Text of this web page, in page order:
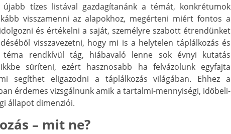
tízes listával gazdagítanánk a témát, konkrétumok
visszamenni az alapokhoz, megérteni miért fontos a
és értékelni a saját, személyre szabott étrendünket
visszavezetni, hogy mi is a helytelen táplálkozás és
rendkívül tág, hiábavaló lenne sok évnyi kutatás
sűríteni, ezért hasznosabb ha felvázolunk egyfajta
segíthet eligazodni a táplálkozás világában. Ehhez a
érdemes vizsgálnunk amik a tartalmi-mennyiségi, időbeli-
állapot dimenziói.
– mit ne?